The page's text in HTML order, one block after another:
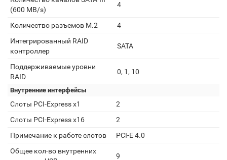
(600 MB/s)
4
Количество разъемов M.2
4
Интегрированный RAID
контроллер
SATA
Поддерживаемые уровни
RAID
0, 1, 10
Внутренние интерфейсы
Слоты PCI-Express x1
2
Слоты PCI-Express x16
2
Примечание к работе слотов
PCI-E 4.0
Общее кол-во внутренних
9